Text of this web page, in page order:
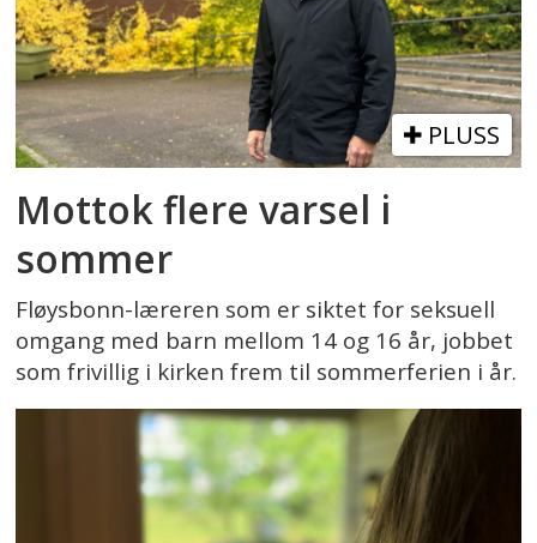
PLUSS
Mottok flere varsel i
sommer
Fløysbonn-læreren som er siktet for seksuell
omgang med barn mellom 14 og 16 år, jobbet
som frivillig i kirken frem til sommerferien i år.